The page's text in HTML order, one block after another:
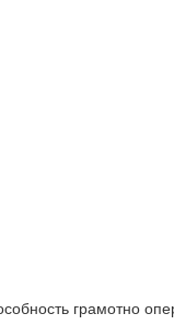
грамотно